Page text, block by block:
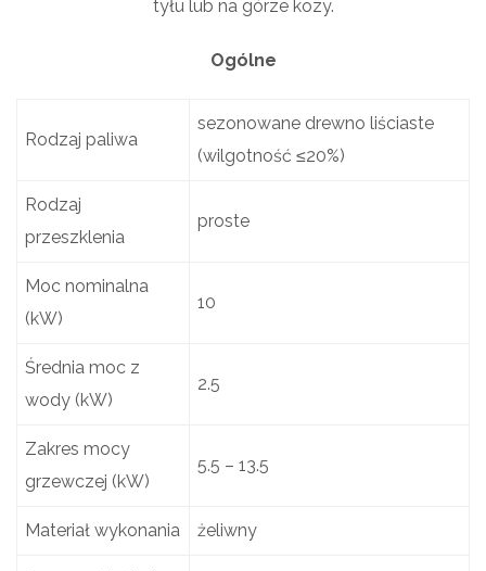
tyłu lub na górze kozy.
Ogólne
Rodzaj paliwa
sezonowane drewno liściaste
(wilgotność ≤20%)
Rodzaj
przeszklenia
proste
Moc nominalna
(kW)
10
Średnia moc z
wody (kW)
2.5
Zakres mocy
grzewczej (kW)
5.5 – 13.5
Materiał wykonania żeliwny